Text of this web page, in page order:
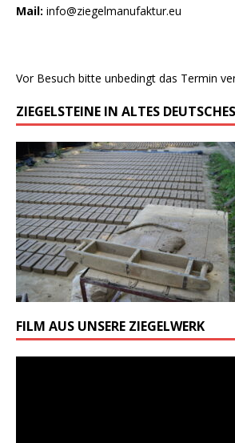
Mail: info@ziegelmanufaktur.eu
Vor Besuch bitte unbedingt das Termin
ZIEGELSTEINE IN ALTES
FILM AUS UNSERE ZIEGELWERK